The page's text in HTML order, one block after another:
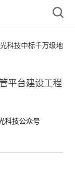
科技中标千万级地
平台建设工程
科技公众号